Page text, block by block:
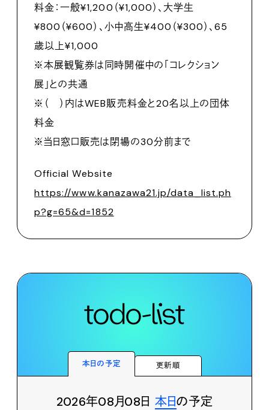
料金：一般¥1,200（¥1,000）、大学生
¥800（¥600）、小中高生¥400（¥300）、65
歳以上¥1,000
※本展観覧券は同時開催中の「コレクション
展」との共通
※（ ）内はWEB販売料金と20名以上の団体
料金
※当日窓口販売は閉場の30分前まで
Official Website
https://www.kanazawa21.jp/data_list.ph
p?g=65&d=1852
本日の予定 更新順
2026年08月08日 本日の予定